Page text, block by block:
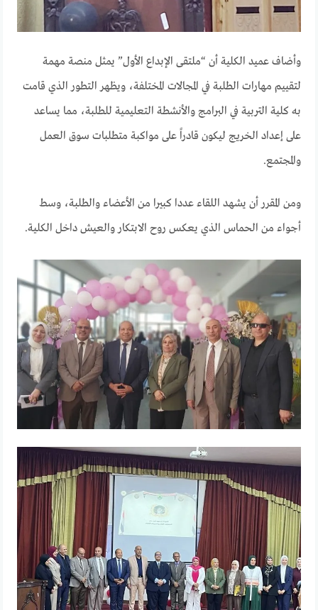
وأضاف عميد الكلية أن “ملتقى الإبداع الأول” يمثل منصة مهمة
لتقييم مهارات الطلبة في المجالات المختلفة، ويظهر التطور الذي قامت
به كلية التربية في البرامج والأنشطة التعليمية للطلبة، مما يساعد
على إعداد الخريج ليكون قادراً على مواكبة متطلبات سوق العمل
والمجتمع.
ومن المقرر أن يشهد اللقاء عددا كبيرا من الأعضاء والطلبة، وسط
أجواء من الحماس الذي يعكس روح الابتكار والعيش داخل الكلية.